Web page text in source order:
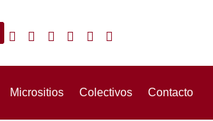
Micrositios Colectivos Contacto